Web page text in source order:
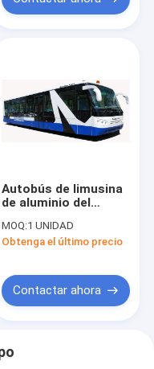
radio
Autobús de limusina
de aluminio del
cuerpo
MOQ:1 UNIDAD
Obtenga el último precio
Contactar ahora